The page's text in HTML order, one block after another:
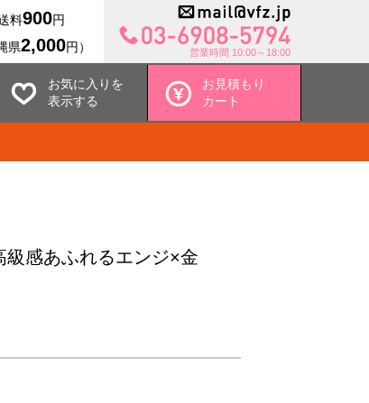
料900円
県2,000円） 営業時間 10:00～18:00
お気に入りを
表示する
お見積もり
カート
感あふれるエンジ×金